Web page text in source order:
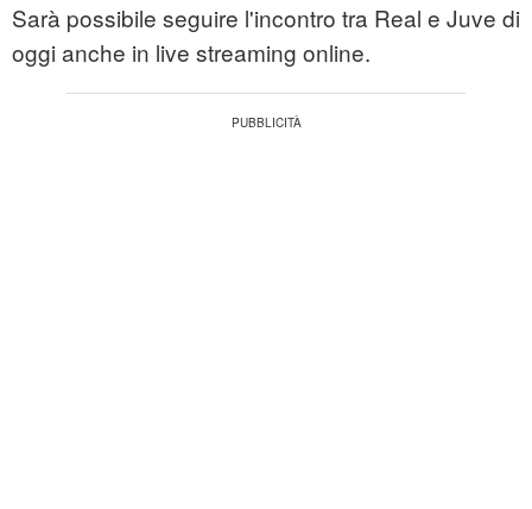
Sarà possibile seguire l'incontro tra Real e Juve di
oggi anche in live streaming online.